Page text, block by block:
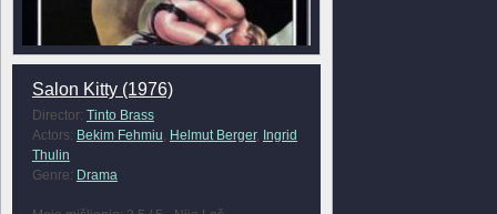
Salon Kitty (1976)
Director: Tinto Brass
Actors: Bekim Fehmiu, Helmut Berger, Ingrid
Thulin
Genre: Drama